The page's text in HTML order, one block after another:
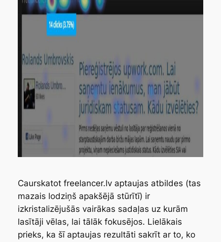
Caurskatot freelancer.lv aptaujas atbildes (tas
mazais lodziņš apakšējā stūrītī) ir
izkristalizējušās vairākas sadaļas uz kurām
lasītāji vēlas, lai tālāk fokusējos. Lielākais
prieks, ka šī aptaujas rezultāti sakrīt ar to, ko